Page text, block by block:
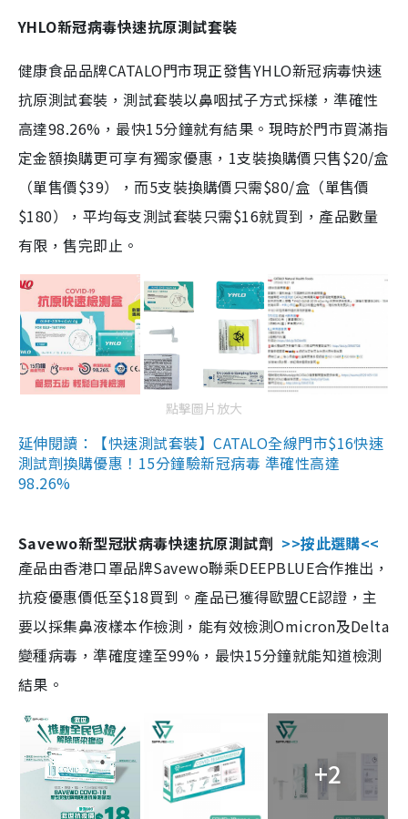
YHLO新冠病毒快速抗原測試套裝
健康食品品牌CATALO門市現正發售YHLO新冠病毒快速
抗原測試套裝，測試套裝以鼻咽拭子方式採樣，準確性
高達98.26%，最快15分鐘就有結果。現時於門市買滿指
定金額換購更可享有獨家優惠，1支裝換購價只售$20/盒
（單售價$39），而5支裝換購價只需$80/盒（單售價
$180），平均每支測試套裝只需$16就買到，產品數量
有限，售完即止。
點擊圖片放大
延伸閱讀：【快速測試套裝】CATALO全線門市$16快速
測試劑換購優惠！15分鐘驗新冠病毒 準確性高達
98.26%
Savewo新型冠狀病毒快速抗原測試劑 >>按此選購<<
產品由香港口罩品牌Savewo聯乘DEEPBLUE合作推出，
抗疫優惠價低至$18買到。產品已獲得歐盟CE認證，主
要以採集鼻液樣本作檢測，能有效檢測Omicron及Delta
變種病毒，準確度達至99%，最快15分鐘就能知道檢測
結果。
+2